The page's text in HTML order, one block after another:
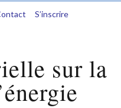
S’inscrire
sur la